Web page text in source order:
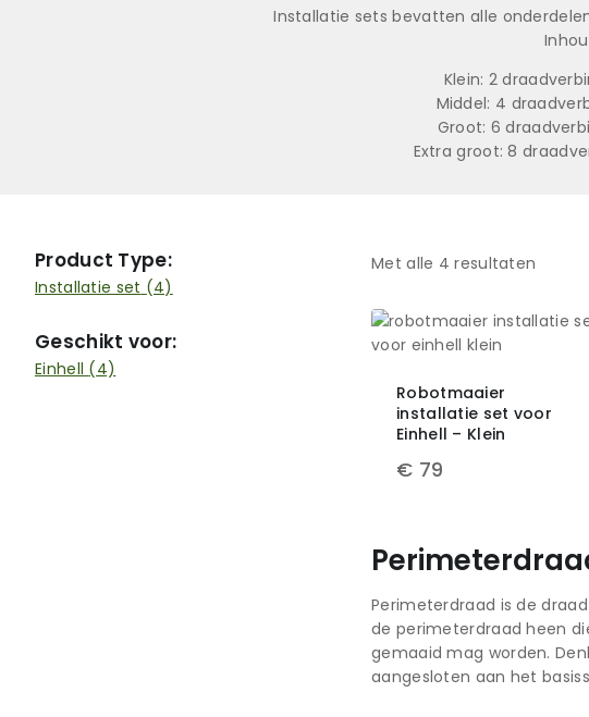
Installatie sets bevatten alle
Klein: 2
Middel: 4
Groot: 6
Extra groot: 8
Met alle 4 resultaten
Robotmaaier
installatie set voor
Einhell – Klein
€ 79
Perimeterdraad is de
de perimeterdraad heen
gemaaid mag worden.
aangesloten aan het
Product Type:
Installatie set (4)
Geschikt voor:
Einhell (4)